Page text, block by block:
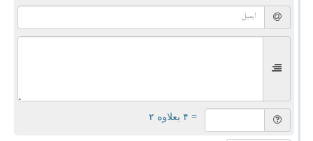
= ۴ بعلاوه ۲